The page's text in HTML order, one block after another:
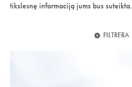
tikslesnę informaciją jums bus suteikta.
FILTRERA